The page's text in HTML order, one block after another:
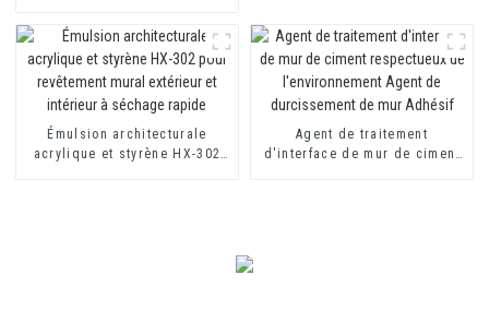
mortier et au ciment
d'isolation thermique
Émulsion architecturale
acrylique et styrène HX-302
Agent de traitement
d'interface de mur de ciment